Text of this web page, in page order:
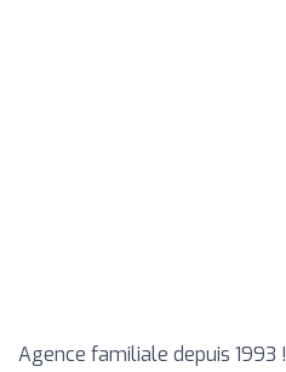
Agence familiale depuis 1993 !